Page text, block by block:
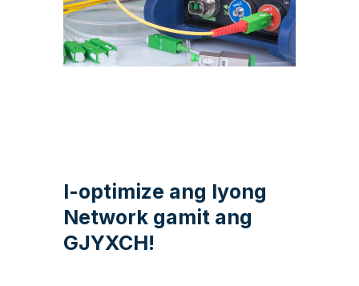
I-optimize ang Iyong
Network gamit ang
GJYXCH!